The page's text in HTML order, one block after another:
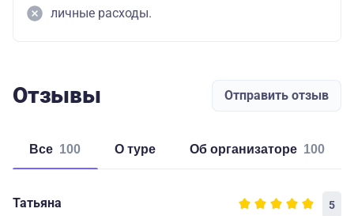
личные расходы.
Отзывы Отправить отзыв
Все 100 о туре об организаторе 100
Татьяна 5